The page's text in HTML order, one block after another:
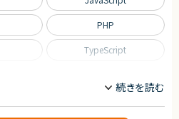
～実装まで一貫して関われる上流×実
ードレビュー支援基盤の構築
討
PHP
TypeScript